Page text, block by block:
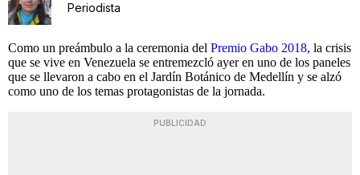
Periodista
Como un preámbulo a la ceremonia del Premio Gabo 2018, la crisis
que se vive en Venezuela se entremezcló ayer en uno de los paneles
que se llevaron a cabo en el Jardín Botánico de Medellín y se alzó
como uno de los temas protagonistas de la jornada.
PUBLICIDAD